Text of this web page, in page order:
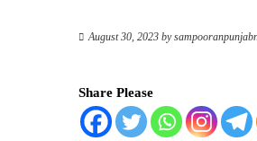
August 30, 2023 by
Share Please